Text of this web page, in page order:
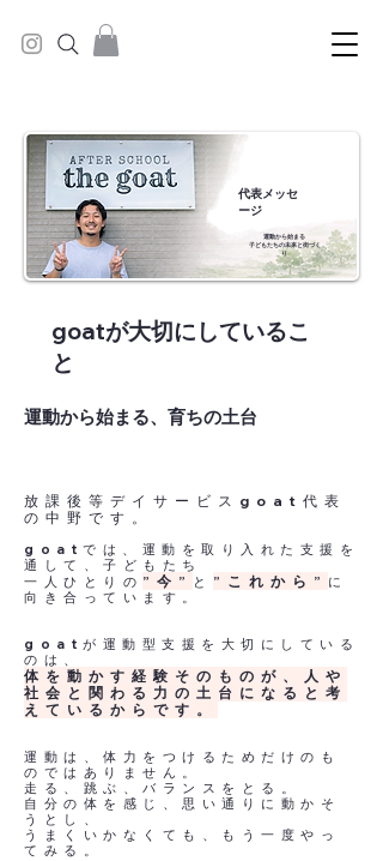
​代表メッセ
ージ
​運動から始まる
​子どもたちの未来と街づく
り
goatが大切にしているこ
と
​運動から始まる、育ちの土台
放課後等デイサービスgoat代表
の中野です。
goatでは、運動を取り入れた支援を
通して、子どもたち
一人ひとりの ”今” と ”これから” に
向き合っています。
goatが運動型支援を大切にしている
のは、
体を動かす経験そのものが、人や
社会と関わる力の土台になると考
えているからです。
運動は、体力をつけるためだけのも
のではありません。
走る、跳ぶ、バランスをとる。
自分の体を感じ、思い通りに動かそ
うとし、
うまくいかなくても、もう一度やっ
てみる。